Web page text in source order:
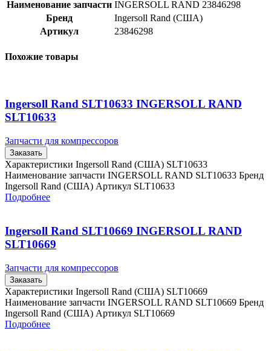
Наименование запчасти INGERSOLL RAND 23846298
Бренд
Ingersoll Rand (США)
Артикул
23846298
Похожие товары
Ingersoll Rand SLT10633 INGERSOLL RAND
SLT10633
Запчасти для компрессоров
Заказать
Характеристики Ingersoll Rand (США) SLT10633
Наименование запчасти INGERSOLL RAND SLT10633 Бренд
Ingersoll Rand (США) Артикул SLT10633
Подробнее
Ingersoll Rand SLT10669 INGERSOLL RAND
SLT10669
Запчасти для компрессоров
Заказать
Характеристики Ingersoll Rand (США) SLT10669
Наименование запчасти INGERSOLL RAND SLT10669 Бренд
Ingersoll Rand (США) Артикул SLT10669
Подробнее